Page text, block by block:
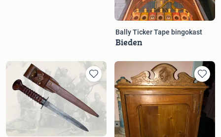
Bally Ticker Tape bingokast
Bieden